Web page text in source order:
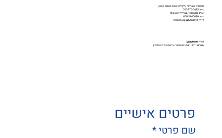
לפרטים ושאלות ניתן לפנות אל בשמת כרמון,
נייד: 050-376-0415
אביבית אשכנזי, מנהלת חשבונות
נייד: 050-3440020
מייל: Friends2@WMC.gov.il
תודה מעומק הלב
עמותת ידידי המרכז הרפואי על שם אדית וולפסון
פרטים אישיים
שם פרטי*